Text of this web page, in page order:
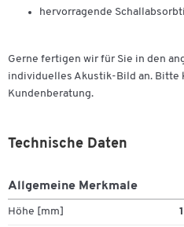
hervorragende
Gerne fertigen wir für Sie in den
individuelles Akustik-Bild an. Bitte
Kundenberatung.
Technische Daten
Allgemeine Merkmale
Höhe [mm]